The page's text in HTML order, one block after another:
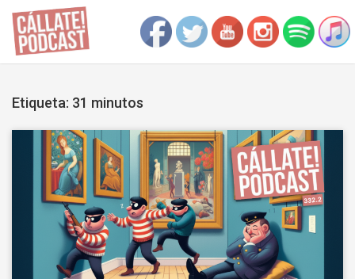
Etiqueta: 31 minutos